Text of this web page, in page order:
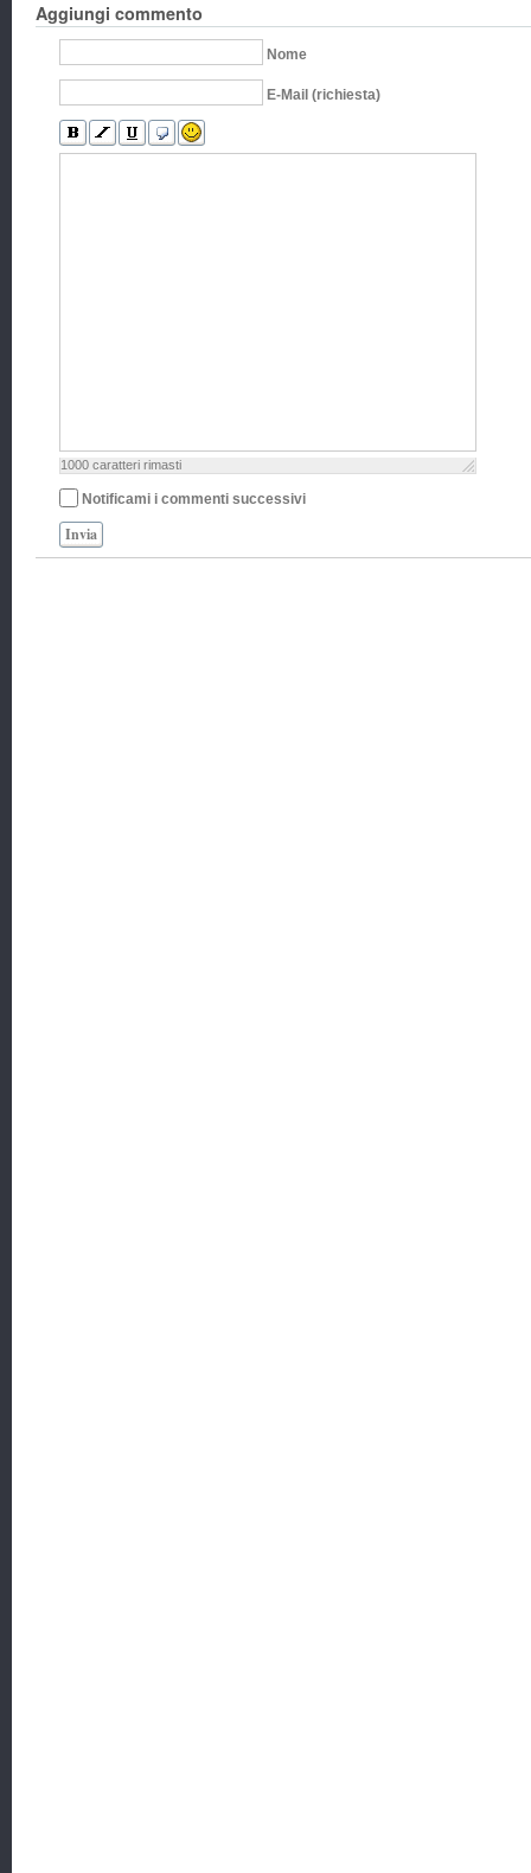
Aggiungi commento
Nome
E-Mail (richiesta)
1000 caratteri rimasti
Notificami i commenti successivi
Invia